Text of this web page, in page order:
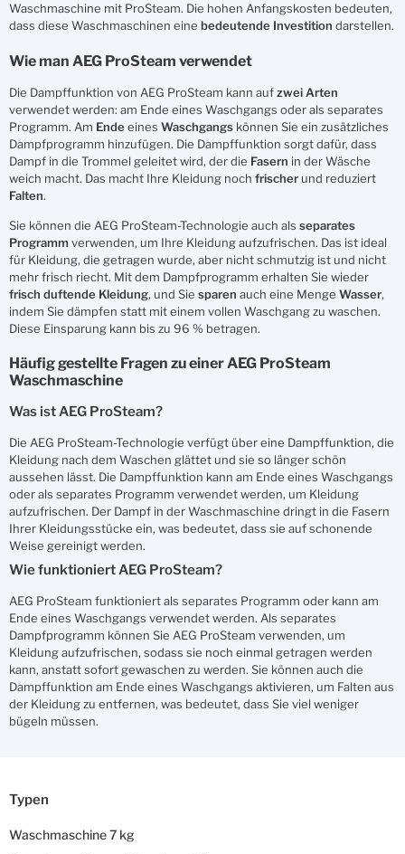
Waschmaschine mit ProSteam. Die hohen Anfangskosten bedeuten,
dass diese Waschmaschinen eine bedeutende Investition darstellen.
Wie man AEG ProSteam verwendet
Die Dampffunktion von AEG ProSteam kann aufzwei Arten
verwendet werden: am Ende eines Waschgangs oder als separates
Programm. Am Endeeines Waschgangs können Sie ein zusätzliches
Dampfprogramm hinzufügen. Die Dampffunktion sorgt dafür, dass
Dampf in die Trommel geleitet wird, der die Fasern in der Wäsche
weich macht. Das macht Ihre Kleidung noch frischer und reduziert
Falten.
Sie können die AEG ProSteam-Technologie auch als separates
Programmverwenden, um Ihre Kleidung aufzufrischen. Das ist ideal
für Kleidung, die getragen wurde, aber nicht schmutzig ist und nicht
mehr frisch riecht. Mit dem Dampfprogramm erhalten Sie wieder
frisch duftende Kleidung, und Sie sparen auch eine Menge Wasser,
indem Sie dämpfen statt mit einem vollen Waschgang zu waschen.
Diese Einsparung kann bis zu 96 % betragen.
Häufig gestellte Fragen zu einer AEG ProSteam
Waschmaschine
Was ist AEG ProSteam?
Die AEG ProSteam-Technologie verfügt über eine Dampffunktion, die
Kleidung nach dem Waschen glättet und sie so länger schön
aussehen lässt. Die Dampffunktion kann am Ende eines Waschgangs
oder als separates Programm verwendet werden, um Kleidung
aufzufrischen. Der Dampf in der Waschmaschine dringt in die Fasern
Ihrer Kleidungsstücke ein, was bedeutet, dass sie auf schonende
Weise gereinigt werden.
Wie funktioniert AEG ProSteam?
AEG ProSteam funktioniert als separates Programm oder kann am
Ende eines Waschgangs verwendet werden. Als separates
Dampfprogramm können Sie AEG ProSteam verwenden, um
Kleidung aufzufrischen, sodass sie noch einmal getragen werden
kann, anstatt sofort gewaschen zu werden. Sie können auch die
Dampffunktion am Ende eines Waschgangs aktivieren, um Falten aus
der Kleidung zu entfernen, was bedeutet, dass Sie viel weniger
bügeln müssen.
Typen
Waschmaschine 7 kg